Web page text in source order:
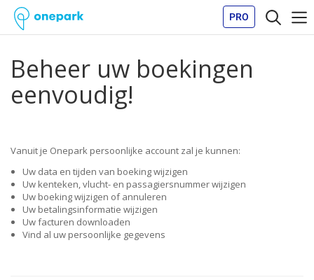
PRO
Beheer uw boekingen
eenvoudig!
Vanuit je Onepark persoonlijke account zal je kunnen:
Uw data en tijden van boeking wijzigen
Uw kenteken, vlucht- en passagiersnummer wijzigen
Uw boeking wijzigen of annuleren
Uw betalingsinformatie wijzigen
Uw facturen downloaden
Vind al uw persoonlijke gegevens